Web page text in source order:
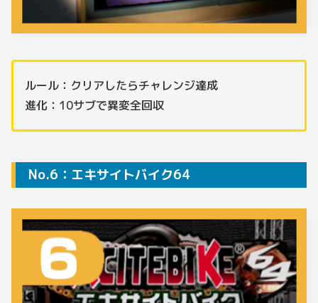
ルール：クリアしたらチャレンジ達成
進化：10サブで異変全回収
No.6：エキサイトバイク64